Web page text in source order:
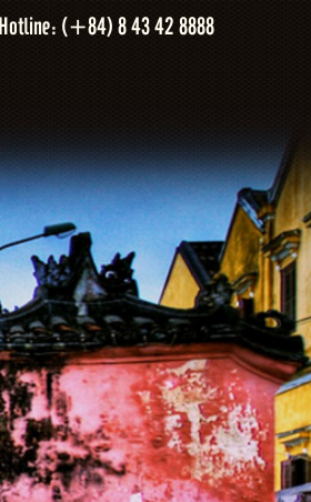
Hotline: (+84) 8 43 42 8888